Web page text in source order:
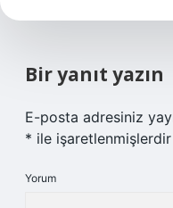
Bir yanıt yazın
E-posta adresiniz
* ile işaretlenmişlerdir
Yorum